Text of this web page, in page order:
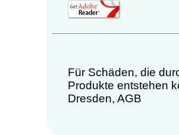
Für Schäden, die
Produkte entstehen
Dresden, AGB